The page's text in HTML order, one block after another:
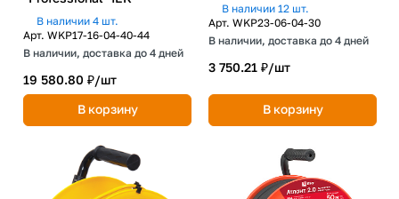
В наличии 4 шт.
Арт. WKP17-16-04-40-44
В наличии, доставка до 4 дней
19 580.80 ₽/шт
В корзину
В наличии 12 шт.
Арт. WKP23-06-04-30
В наличии, доставка до 4 дней
3 750.21 ₽/шт
В корзину